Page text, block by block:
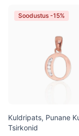
Soodustus -15%
Kuldripats, Punane
Tsirkonid